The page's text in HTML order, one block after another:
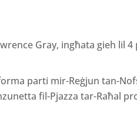
Gray, ingħata gieh lil
parti mir-Reġjun tan-
fil-Pjazza tar-Raħal